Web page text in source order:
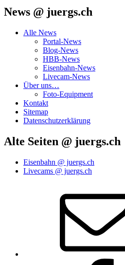
News @ juergs.ch
Alle News
Portal-News
Blog-News
HBB-News
Eisenbahn-News
Livecam-News
Über uns…
Foto-Equipment
Kontakt
Sitemap
Datenschutzerklärung
Alte Seiten @ juergs.ch
Eisenbahn @ juergs.ch
Livecams @ juergs.ch